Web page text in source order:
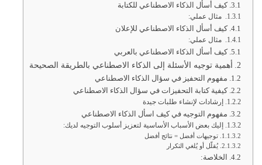
كيف أسأل الذكاء الاصطناعي للكتابة
مثال عملي:
كيف أسأل الذكاء الاصطناعي للإعلان
مثال عملي:
كيف أسأل الذكاء الاصطناعي بالعربي
أهمية توجيه الأسئلة إلى الذكاء الاصطناعي بالطريقة الصحيحة
مفهوم التحفيز في سؤال الذكاء الاصطناعي
كيفية كتابة التحفيزات في سؤال الذكاء الاصطناعي
إرشادات لإنشاء طلبات جيدة
مفهوم التوجيه في كيف اسأل الذكاء الاصطناعي
إليك بعض الأسباب الأساسية لتعزيز أسلوب التوجيه لديك:
توجيهات أفضل = نتائج أفضل
يُقلّل أو يُلغي التكرار
الخلاصة: